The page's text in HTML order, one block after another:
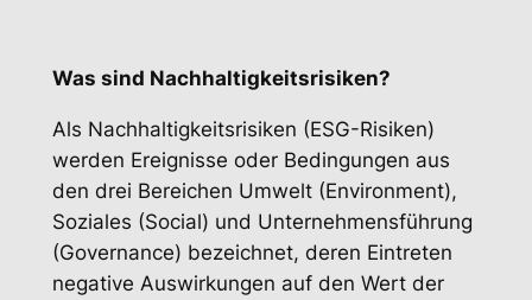
Was sind Nachhaltigkeitsrisiken?
Als Nachhaltigkeitsrisiken (ESG-Risiken)
werden Ereignisse oder Bedingungen aus
den drei Bereichen Umwelt (Environment),
Soziales (Social) und Unternehmensführung
(Governance) bezeichnet, deren Eintreten
negative Auswirkungen auf den Wert der